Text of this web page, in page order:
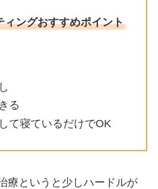
ィングおすすめポイント
る
て寝ているだけでOK
療というと少しハードルが